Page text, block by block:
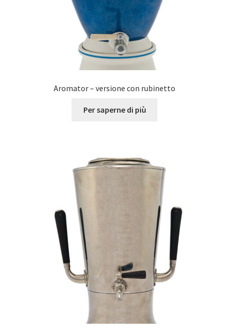
Aromator – versione con rubinetto
Per saperne di più